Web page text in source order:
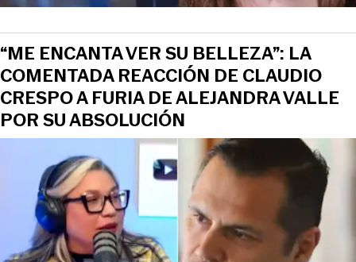
“ME ENCANTA VER SU BELLEZA”: LA
COMENTADA REACCIÓN DE CLAUDIO
CRESPO A FURIA DE ALEJANDRA VALLE
POR SU ABSOLUCIÓN